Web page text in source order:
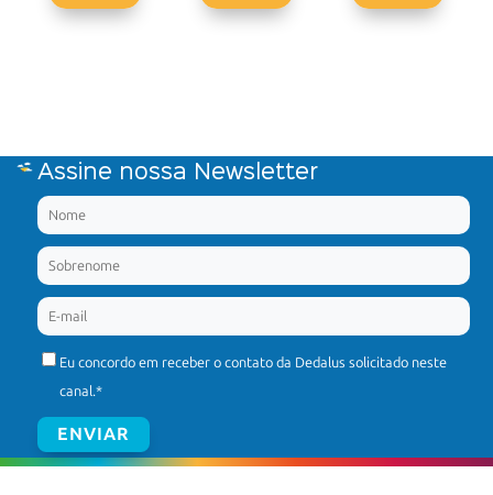
Assine nossa Newsletter
Eu concordo em receber o contato da Dedalus solicitado neste
canal.*